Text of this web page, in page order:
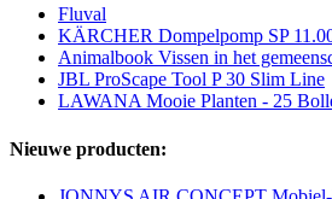
Fluval
KÄRCHER Dompelpomp SP
Animalbook Vissen in het
JBL ProScape Tool P 30 Slim Line
LAWANA Mooie Planten - 25
Nieuwe producten: